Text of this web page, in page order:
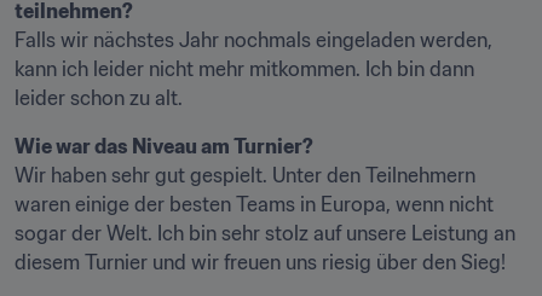
teilnehmen?
Falls wir nächstes Jahr nochmals eingeladen werden,
kann ich leider nicht mehr mitkommen. Ich bin dann
leider schon zu alt.
Wie war das Niveau am Turnier?
Wir haben sehr gut gespielt. Unter den Teilnehmern
waren einige der besten Teams in Europa, wenn nicht
sogar der Welt. Ich bin sehr stolz auf unsere Leistung an
diesem Turnier und wir freuen uns riesig über den Sieg!